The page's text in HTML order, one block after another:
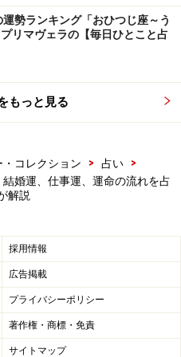
択肢の一つといえそう。た
は、自分でも分からない
にとやかく言われたくな
先延ばしになる可能性も高
早婚か、おひとりさまの達
すいのです。
勢ランキング「おひつじ座～う
リマヴェラの【毎日ひとこと占
もっと見る
・コレクション > 占い
>
結婚運、仕事運、運命の流れを占
解説
採用情報
広告掲載
プライバシーポリシー
著作権・商標・免責
サイトマップ